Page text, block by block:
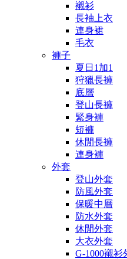
襯衫
長袖上衣
連身裙
毛衣
褲子
夏日1加1
狩獵長褲
底層
登山長褲
緊身褲
短褲
休閒長褲
連身褲
外套
登山外套
防風外套
保暖中層
防水外套
休閒外套
大衣外套
G-1000襯衫